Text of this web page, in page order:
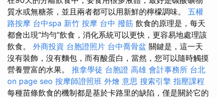
質水或無糖茶，並且兩者都可以用新鮮的檸檬調味。 五權
路按摩 台中spa 新竹 按摩 台中 撥筋 飲食的原理是，每天
都會出現“均勻”飲食，消化系統可以更快，更容易地處理該
飲食。 外商投資 台胞證照片 台中喬骨盆 關鍵是，這一天
沒有裝飾，沒有麵包，而有酸蛋白，當然，您可以隨時觸摸
營養豐富的水果。 推拿學徒 台胞證 高雄 會計事務所 台北
on page seo 按摩師證照班 外燴 意思 搜索引擎 指壓課程
每種苗條飲食的機制都是基於卡路里的缺陷，僅是關於它的